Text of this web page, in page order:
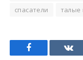
спасатели
талые
Facebook